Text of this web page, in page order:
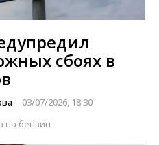
сбоях в
- 03/07/2026, 18:30
на бензин